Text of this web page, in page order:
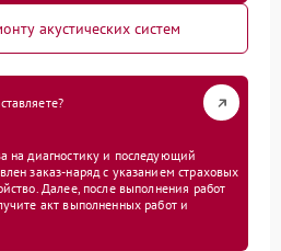
акустических систем
на диагностику и последующий
заказ-наряд с указанием страховых
Далее, после выполнения работ
акт выполненных работ и